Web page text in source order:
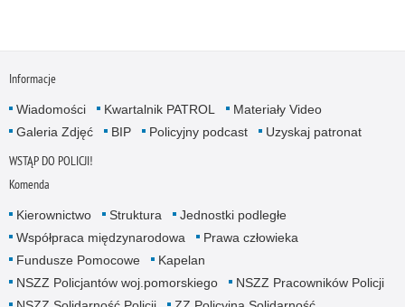
Informacje
Wiadomości Kwartalnik PATROL
Materiały Video
Galeria Zdjęć
BIP Policyjny podcast Uzyskaj patronat
WSTĄP DO POLICJI!
Komenda
Kierownictwo Struktura
Jednostki podległe
Współpraca międzynarodowa
Prawa człowieka
Fundusze Pomocowe
Kapelan
NSZZ Policjantów woj.pomorskiego
NSZZ Pracowników Policji